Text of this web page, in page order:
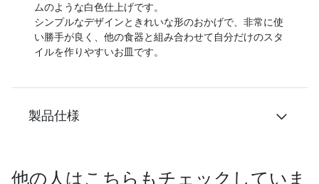
ムのような白色仕上げです。
シンプルなデザインときれいな形のおかげで、非常に使
い勝手が良く、他の食器と組み合わせて自分だけのスタ
イルを作りやすいお皿です。
製品仕様
他の人はこちらもチェックしていま